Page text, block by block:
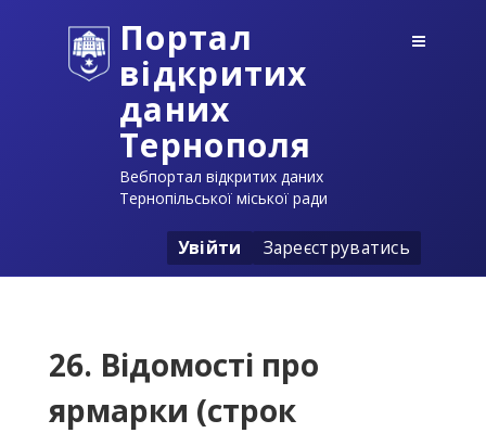
Портал
відкритих
даних
Тернополя
Вебпортал відкритих даних
Тернопільської міської ради
Увійти Зареєструватись
26. Відомості про
ярмарки (строк